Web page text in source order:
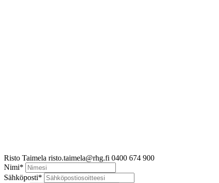
Risto Taimela risto.taimela@rhg.fi 0400 674 900
Nimi*
Sähköposti*